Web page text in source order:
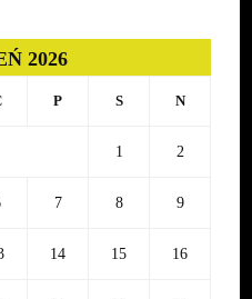
2026
P S N
1 2
7 8 9
14 15 16